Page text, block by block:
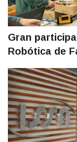
Gran
Robótica de